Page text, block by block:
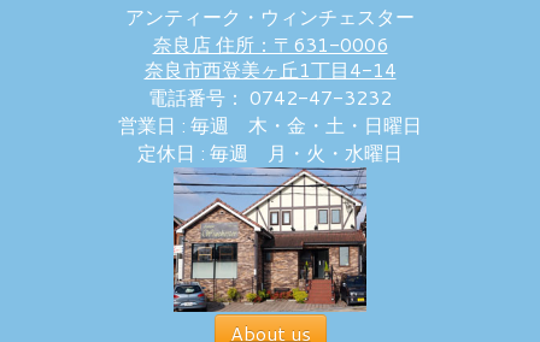
アンティーク・ウィンチェスター
奈良店 住所：〒631-0006
奈良市西登美ヶ丘1丁目4-14
電話番号： 0742-47-3232
営業日 : 毎週 木・金・土・日曜日
定休日 : 毎週 月・火・水曜日
About us